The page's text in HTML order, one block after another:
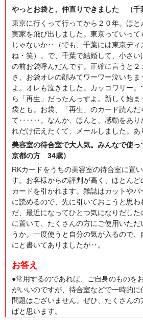
やっとお袋と、仲直りできました （千
東京に行くって行ってから２０年。ほ
実家を飛び出しました。東京っていっ
じゃないか‥（でも、千葉には東京ディ
ね・笑）。で、千葉で結婚して、小さい
の前お袋呼んだんです。正確に言うと２
さ、お袋オレの顔みてワーワー泣いち
よ。オレも泣きました。カッコワリー
ら「再生」だったんっすよ。新しく始
袋とも。お袋、「再生」のカード読んだ
て‥‥‥。なんか、ほんと、感動をあり
れだけ伝えたくて、メールしました。あ
美容室の待合室で大人気。みんなで使
京都の方 34歳）
RKカードをうちの美容室の待合室に置
す。お客様からの評判が高く、ほとんど
カードを引かれます。雑誌はカットやパ
に読めるので、先に引いておこうと思わ
だ、最近になってひとつ気になりだし
に置いて、たくさんの方にご使用いただ
うか。一度使うと自分の気が入るので、
にと書いてありましたが‥。
お答え
●常用するのであれば、ご自身のものを
がいいのですが、待合室などで一時的に
問題はございません。ぜひ、たくさん
ばと思います。